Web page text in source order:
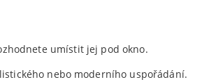
umístit jej pod okno.
nebo moderního uspořádání.